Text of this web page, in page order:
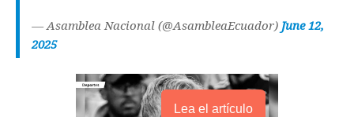
— Asamblea Nacional (@AsambleaEcuador) June 12,
2025
Lea el artículo